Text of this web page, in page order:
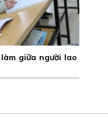
giữa người lao